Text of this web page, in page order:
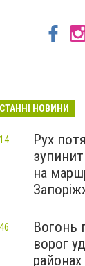
НОВИНИ
Рух
на
Вогонь
ворог